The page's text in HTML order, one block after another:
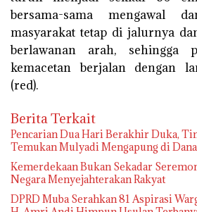
bersama-sama mengawal
masyarakat tetap di jalurnya
berlawanan arah, sehingga
kemacetan berjalan dengan
(red).
Berita Terkait
Pencarian Dua Hari Berakhir Duka,
Temukan Mulyadi Mengapung di
Kemerdekaan Bukan Sekadar
Negara Menyejahterakan Rakyat
DPRD Muba Serahkan 81 Aspirasi